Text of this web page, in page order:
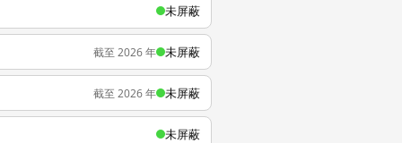
未屏蔽
截至 2026 年 未屏蔽
截至 2026 年 未屏蔽
未屏蔽